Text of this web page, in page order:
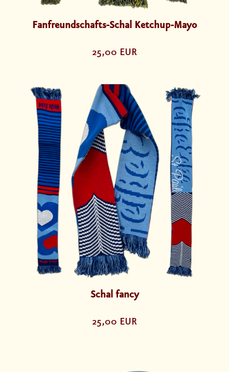
Fanfreundschafts-Schal Ketchup-Mayo
25,00 EUR
Schal fancy
25,00 EUR